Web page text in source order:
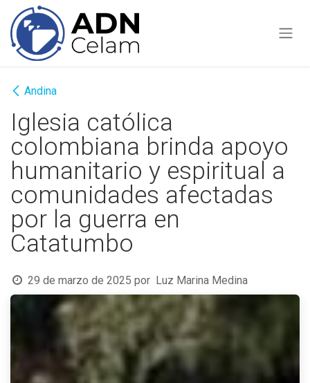
Ir al contenido
Andina
Iglesia católica
colombiana brinda apoyo
humanitario y espiritual a
comunidades afectadas
por la guerra en
Catatumbo
29 de marzo de 2025 por Luz Marina Medina